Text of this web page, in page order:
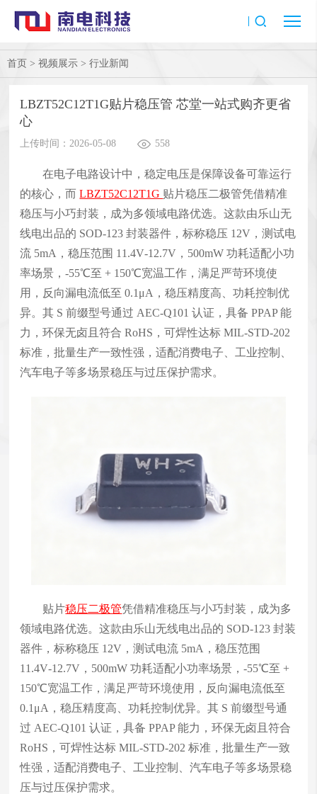
首页 > 视频展示 > 行业新闻
LBZT52C12T1G贴片稳压管 芯堂一站式购齐更省
心
上传时间：2026-05-08 558
在电子电路设计中，稳定电压是保障设备可靠运行
的核心，而LBZT52C12T1G 贴片稳压二极管凭借精准
稳压与小巧封装，成为多领域电路优选。这款由乐山无
线电出品的 SOD‑123 封装器件，标称稳压 12V，测试电
流 5mA，稳压范围 11.4V‑12.7V，500mW 功耗适配小功
率场景，-55℃至 + 150℃宽温工作，满足严苛环境使
用，反向漏电流低至 0.1μA，稳压精度高、功耗控制优
异。其 S 前缀型号通过 AEC‑Q101 认证，具备 PPAP 能
力，环保无卤且符合 RoHS，可焊性达标 MIL‑STD‑202
标准，批量生产一致性强，适配消费电子、工业控制、
汽车电子等多场景稳压与过压保护需求。
贴片稳压二极管凭借精准稳压与小巧封装，成为多
领域电路优选。这款由乐山无线电出品的 SOD‑123 封装
器件，标称稳压 12V，测试电流 5mA，稳压范围
11.4V‑12.7V，500mW 功耗适配小功率场景，-55℃至 +
150℃宽温工作，满足严苛环境使用，反向漏电流低至
0.1μA，稳压精度高、功耗控制优异。其 S 前缀型号通
过 AEC‑Q101 认证，具备 PPAP 能力，环保无卤且符合
RoHS，可焊性达标 MIL‑STD‑202 标准，批量生产一致
性强，适配消费电子、工业控制、汽车电子等多场景稳
压与过压保护需求。